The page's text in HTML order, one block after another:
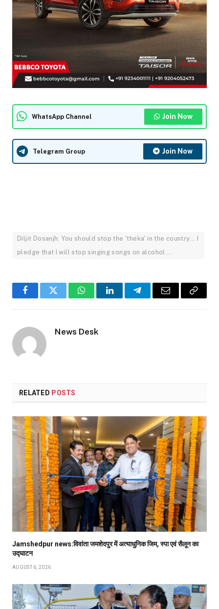
WhatsApp Channel Join Now
Telegram Group Join Now
Diljit Dosanjh: You should stop the 'theka' in the country... I
pledge that I will stop singing songs on alcohol...
FacebookTwitter WhatsAppLinkedInTelegramEmail
Copy
News Desk
RELATED POSTS
Jamshedpur news:विवांता जमशेदपुर में अत्याधुनिक जिम, स्पा एवं सैलून का
उद्घाटन
AUGUST 6, 2026